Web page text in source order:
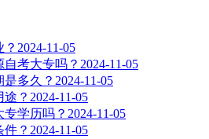
？ 2024-11-05
自考大专吗？ 2024-11-05
是多久？ 2024-11-05
途？ 2024-11-05
专学历吗？ 2024-11-05
件？ 2024-11-05